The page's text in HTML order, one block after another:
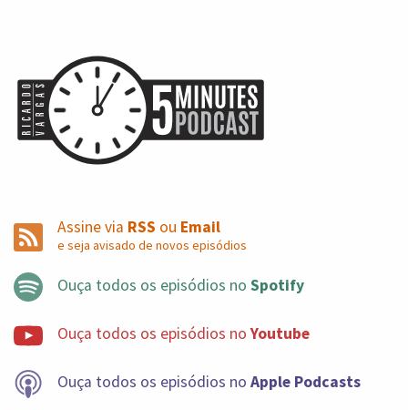
Assine via RSS ou Email
e seja avisado de novos episódios
Ouça todos os episódios no Spotify
Ouça todos os episódios noYoutube
Ouça todos os episódios no Apple Podcasts